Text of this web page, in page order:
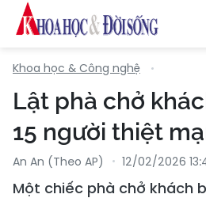
Khoa học & Công nghệ
Lật phà chở
15 người thiệt
An An (Theo AP) 12/02/2026
Một chiếc phà chở khách